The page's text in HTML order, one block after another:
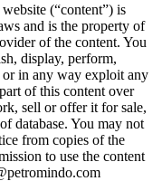
(“content”) is
and is the property of
of the content. You
display, perform,
in any way exploit any
of this content over
sell or offer it for sale,
database. You may not
from copies of the
to use the content